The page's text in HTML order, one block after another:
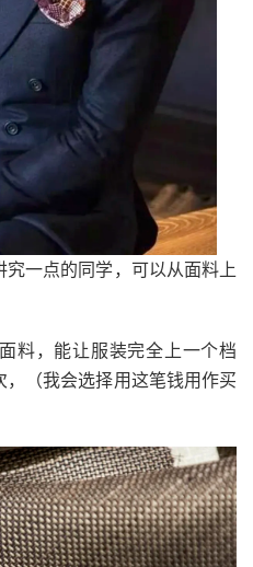
一点的同学，可以从面料上
料，能让服装完全上一个档
（我会选择用这笔钱用作买